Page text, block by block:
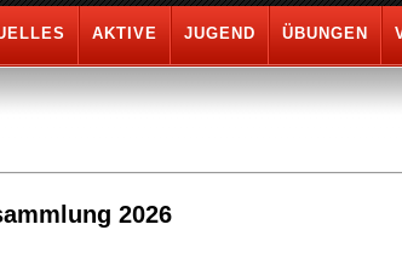
AKTIVE JUGEND ÜBUNGEN
2026